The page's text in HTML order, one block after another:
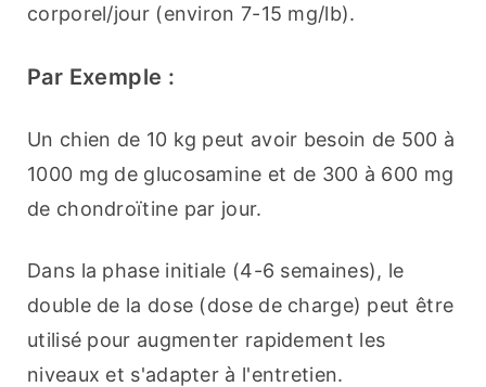
corporel/jour (environ 7-15 mg/lb).
Par Exemple :
Un chien de 10 kg peut avoir besoin de 500 à
1000 mg de glucosamine et de 300 à 600 mg
de chondroïtine par jour.
Dans la phase initiale (4-6 semaines), le
double de la dose (dose de charge) peut être
utilisé pour augmenter rapidement les
niveaux et s'adapter à l'entretien.